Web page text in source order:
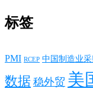
标签
PMI RCEP 中国制造业
数据 稳外贸 美